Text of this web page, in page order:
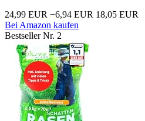
24,99 EUR −6,94 EUR 18,05 EUR
Bei Amazon kaufen
Bestseller Nr. 2